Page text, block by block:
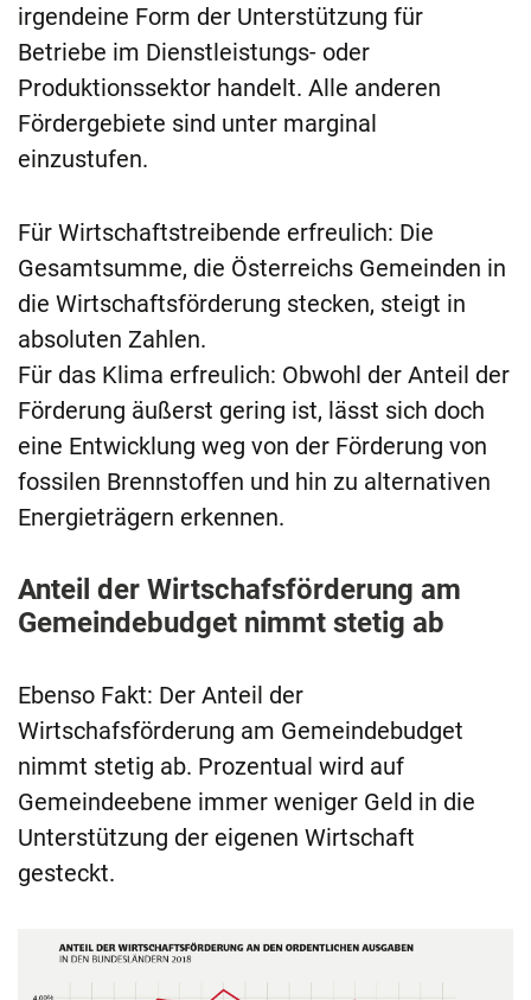
irgendeine Form der Unterstützung für
Betriebe im Dienstleistungs- oder
Produktionssektor handelt. Alle anderen
Fördergebiete sind unter marginal
einzustufen.
Für Wirtschaftstreibende erfreulich: Die
Gesamtsumme, die Österreichs Gemeinden in
die Wirtschaftsförderung stecken, steigt in
absoluten Zahlen.
Für das Klima erfreulich: Obwohl der Anteil der
Förderung äußerst gering ist, lässt sich doch
eine Entwicklung weg von der Förderung von
fossilen Brennstoffen und hin zu alternativen
Energieträgern erkennen.
Anteil der Wirtschafsförderung am
Gemeindebudget nimmt stetig ab
Ebenso Fakt: Der Anteil der
Wirtschafsförderung am Gemeindebudget
nimmt stetig ab. Prozentual wird auf
Gemeindeebene immer weniger Geld in die
Unterstützung der eigenen Wirtschaft
gesteckt.